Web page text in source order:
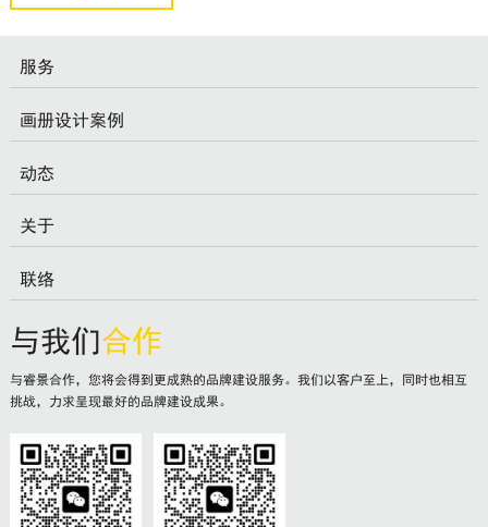
服务
画册设计案例
动态
关于
联络
与我们合作
与睿景合作，您将会得到更成熟的品牌建设服务。我们以客户至上，同时也相互
挑战，力求呈现最好的品牌建设成果。